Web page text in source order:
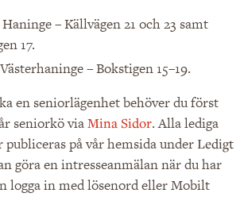
– Källvägen 21 och 23 samt
17.
– Bokstigen 15–19.
en seniorlägenhet behöver du först
seniorkö viaMina Sidor. Alla lediga
publiceras på vår hemsida underLedigt
göra en intresseanmälan när du har
logga in med lösenord eller Mobilt